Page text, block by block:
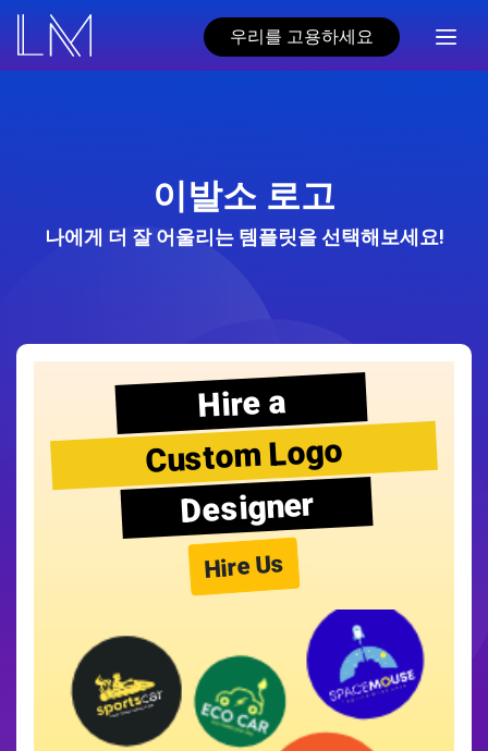
우리를 고용하세요
이발소 로고
나에게 더 잘 어울리는 템플릿을 선택해보세요!
Hire a
Custom Logo
Designer
Hire Us